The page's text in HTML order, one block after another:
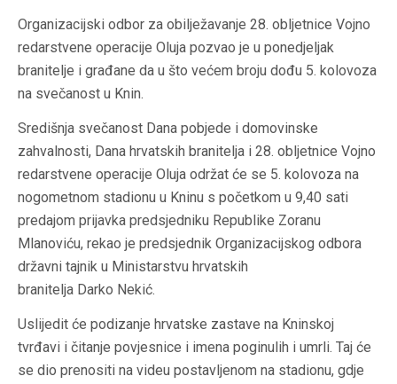
Organizacijski odbor za obilježavanje 28. obljetnice Vojno
redarstvene operacije Oluja pozvao je u ponedjeljak
branitelje i građane da u što većem broju dođu 5. kolovoza
na svečanost u Knin.
Središnja svečanost Dana pobjede i domovinske
zahvalnosti, Dana hrvatskih branitelja i 28. obljetnice Vojno
redarstvene operacije Oluja održat će se 5. kolovoza na
nogometnom stadionu u Kninu s početkom u 9,40 sati
predajom prijavka predsjedniku Republike Zoranu
Mlanoviću, rekao je predsjednik Organizacijskog odbora
državni tajnik u Ministarstvu hrvatskih
branitelja Darko Nekić.
Uslijedit će podizanje hrvatske zastave na Kninskoj
tvrđavi i čitanje povjesnice i imena poginulih i umrli. Taj će
se dio prenositi na videu postavljenom na stadionu, gdje